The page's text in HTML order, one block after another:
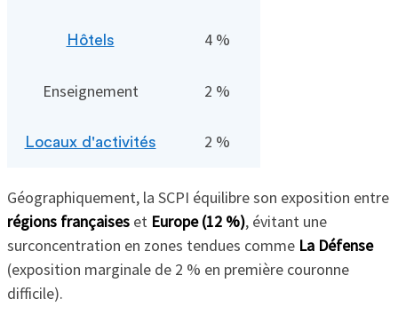
Hôtels 4 %
Enseignement 2 %
Locaux d'activités 2 %
Géographiquement, la SCPI équilibre son exposition entre
régions françaiseset Europe (12 %), évitant une
surconcentration en zones tendues comme La Défense
(exposition marginale de 2 % en première couronne
difficile).